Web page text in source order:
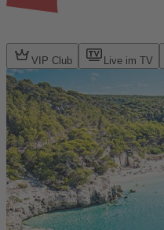
VIP Club Live im TV